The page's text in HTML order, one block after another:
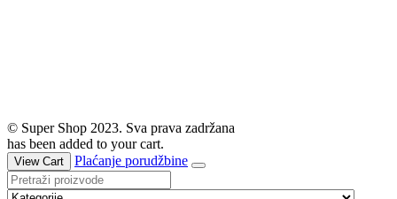
© Super Shop 2023. Sva prava zadržana
has been added to your cart.
View Cart Plaćanje porudžbine